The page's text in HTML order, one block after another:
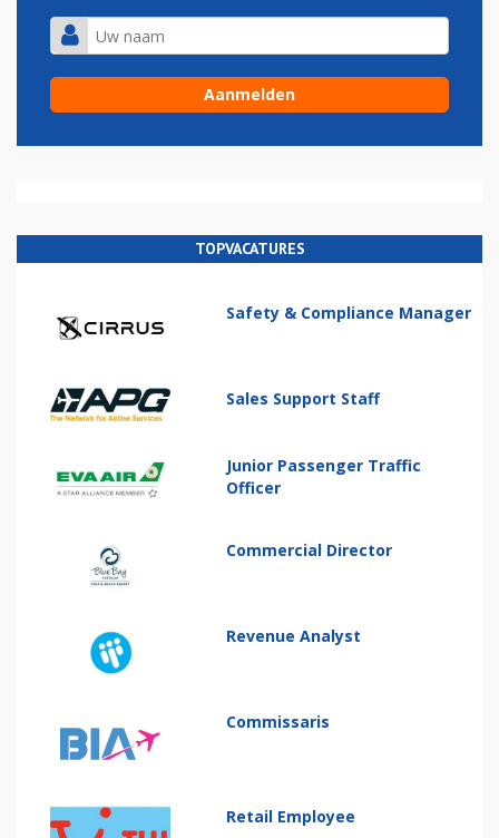
TOPVACATURES
Safety & Compliance Manager
Sales Support Staff
Junior Passenger Traffic
Officer
Commercial Director
Revenue Analyst
Commissaris
Retail Employee